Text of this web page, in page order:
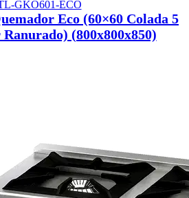
GKO601-ECO
Eco (60×60 Colada 5
(800x800x850)